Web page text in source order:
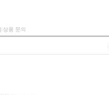
| 상품 문의